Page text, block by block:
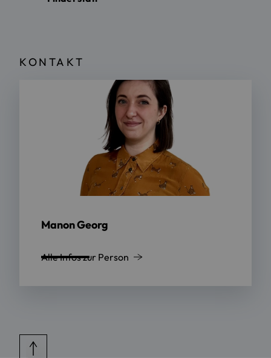
KONTAKT
Manon Georg
Alle Infos zur Person